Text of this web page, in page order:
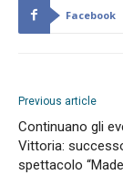
Facebook
Previous article
Continuano gli
Vittoria:
spettacolo